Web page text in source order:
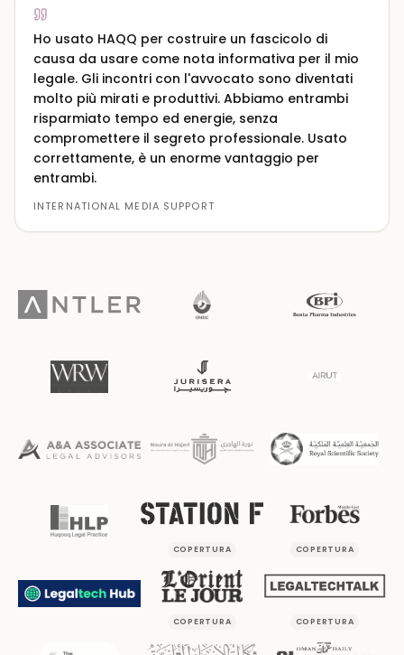
Ho usato HAQQ per costruire un fascicolo di
causa da usare come nota informativa per il mio
legale. Gli incontri con l'avvocato sono diventati
molto più mirati e produttivi. Abbiamo entrambi
risparmiato tempo ed energie, senza
compromettere il segreto professionale. Usato
correttamente, è un enorme vantaggio per
entrambi.
INTERNATIONAL MEDIA SUPPORT
COPERTURA COPERTURA
COPERTURA COPERTURA